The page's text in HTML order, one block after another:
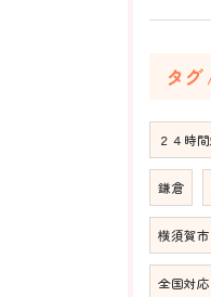
タグ
２４時
鎌倉
横須賀
全国対応